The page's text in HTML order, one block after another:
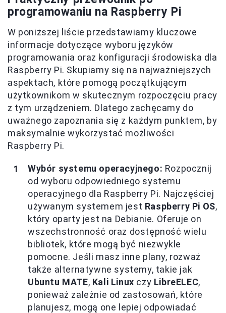
programowaniu na Raspberry Pi
W poniższej liście przedstawiamy kluczowe
informacje dotyczące wyboru języków
programowania oraz konfiguracji środowiska dla
Raspberry Pi. Skupiamy się na najważniejszych
aspektach, które pomogą początkującym
użytkownikom w skutecznym rozpoczęciu pracy
z tym urządzeniem. Dlatego zachęcamy do
uważnego zapoznania się z każdym punktem, by
maksymalnie wykorzystać możliwości
Raspberry Pi.
Wybór systemu operacyjnego: Rozpocznij
od wyboru odpowiedniego systemu
operacyjnego dla Raspberry Pi. Najczęściej
używanym systemem jest Raspberry Pi OS,
który oparty jest na Debianie. Oferuje on
wszechstronność oraz dostępność wielu
bibliotek, które mogą być niezwykle
pomocne. Jeśli masz inne plany, rozważ
także alternatywne systemy, takie jak
Ubuntu MATE, Kali Linux czy LibreELEC,
ponieważ zależnie od zastosowań, które
planujesz, mogą one lepiej odpowiadać